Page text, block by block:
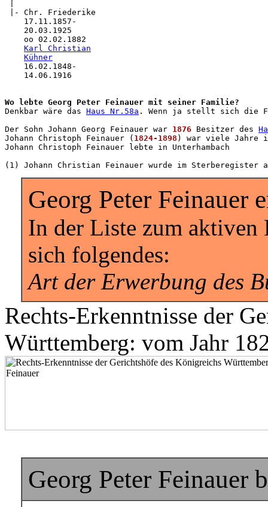
|- Chr. Friederike
    17.11.1857-
    20.03.1925
    oo 02.02.1882
Karl Christian
Kühner
    16.02.1848-
    14.06.1916
Wo lebte Georg Peter Feinauer mit seiner Familie?
Denkbar wäre das Haus Nr.58a . Wenn ja stellt sich die
Der Sohn Johann Georg Feinauer war 1876 Besitzer des
Johann Christoph Feinauer ( 1824-1898 ) war viele Jahre
Johann Christoph Feinauer lebte in Unterhambach
Georg Peter Feinauer
In der Liste zum
sich folgendes:
Art der Erwerbung des
Rechts-Erkenntnisse der
Württemberg: vom Jahr
Georg Peter Feinauer